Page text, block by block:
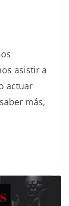
asistir a
actuar
más,